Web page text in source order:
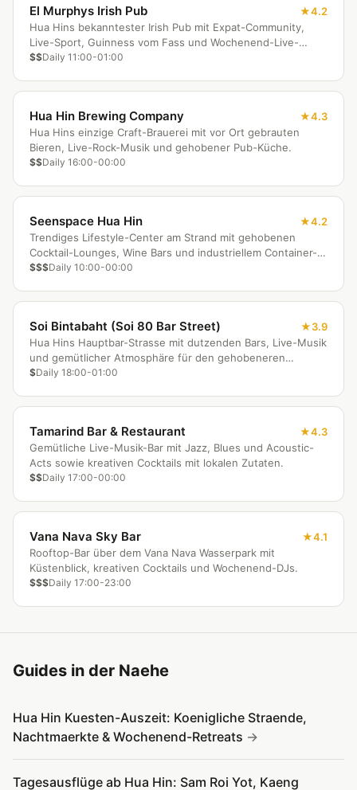
El Murphys Irish Pub
4.2
Hua Hins bekanntester Irish Pub mit Expat-Community,
Live-Sport, Guinness vom Fass und Wochenend-Live-
Bands.
$$Daily 11:00-01:00
Hua Hin Brewing Company
4.3
Hua Hins einzige Craft-Brauerei mit vor Ort gebrauten
Bieren, Live-Rock-Musik und gehobener Pub-Küche.
$$Daily 16:00-00:00
Seenspace Hua Hin
4.2
Trendiges Lifestyle-Center am Strand mit gehobenen
Cocktail-Lounges, Wine Bars und industriellem Container-
Design.
$$$Daily 10:00-00:00
Soi Bintabaht (Soi 80 Bar Street)
3.9
Hua Hins Hauptbar-Strasse mit dutzenden Bars, Live-Musik
und gemütlicher Atmosphäre für den gehobeneren
Ferienort.
$Daily 18:00-01:00
Tamarind Bar & Restaurant
4.3
Gemütliche Live-Musik-Bar mit Jazz, Blues und Acoustic-
Acts sowie kreativen Cocktails mit lokalen Zutaten.
$$Daily 17:00-00:00
Vana Nava Sky Bar
4.1
Rooftop-Bar über dem Vana Nava Wasserpark mit
Küstenblick, kreativen Cocktails und Wochenend-DJs.
$$$Daily 17:00-23:00
Guides in der Naehe
Hua Hin Kuesten-Auszeit: Koenigliche Straende,
Nachtmaerkte & Wochenend-Retreats
Tagesausflüge ab Hua Hin: Sam Roi Yot, Kaeng